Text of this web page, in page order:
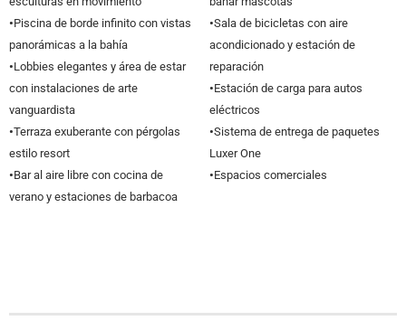
•Piscina de borde infinito con vistas
panorámicas a la bahía
•Lobbies elegantes y área de estar
con instalaciones de arte
vanguardista
•Terraza exuberante con pérgolas
estilo resort
•Bar al aire libre con cocina de
verano y estaciones de barbacoa
•Sala de bicicletas con aire
acondicionado y estación de
reparación
•Estación de carga para autos
eléctricos
•Sistema de entrega de paquetes
Luxer One
•Espacios comerciales